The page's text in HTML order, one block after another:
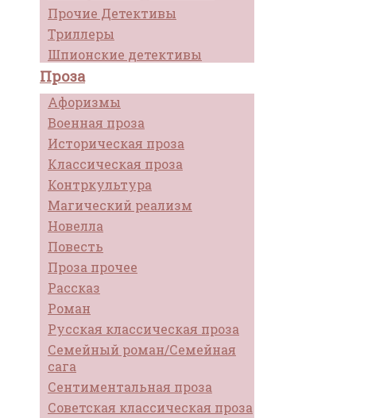
Прочие Детективы
Триллеры
Шпионские детективы
Проза
Афоризмы
Военная проза
Историческая проза
Классическая проза
Контркультура
Магический реализм
Новелла
Повесть
Проза прочее
Рассказ
Роман
Русская классическая проза
Семейный роман/Семейная
сага
Сентиментальная проза
Советская классическая проза